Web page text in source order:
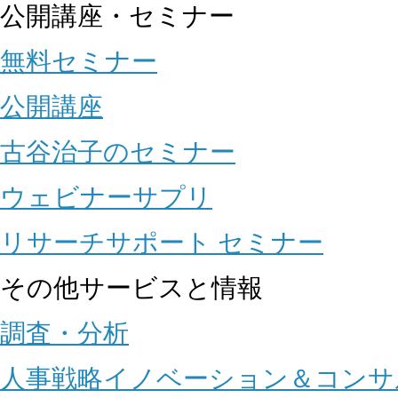
公開講座・セミナー
無料セミナー
公開講座
古谷治子のセミナー
ウェビナーサプリ
リサーチサポート セミナー
その他サービスと情報
調査・分析
人事戦略イノベーション＆コン